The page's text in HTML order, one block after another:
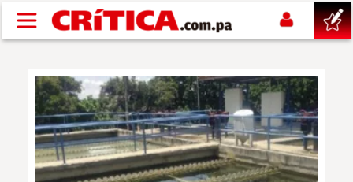
Pasar al contenido principal
SUCESOS
NACIONAL